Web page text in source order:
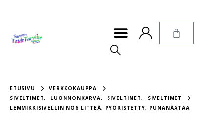
ETUSIVU
VERKKOKAUPPA
SIVELTIMET, LUONNONKARVA, SIVELTIMET,
SIVELTIMET
LEMMIKKISIVELLIN NO6 LITTEÄ, PYÖRISTETTY, PUNANÄÄTÄÄ